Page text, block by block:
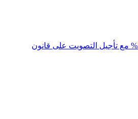
ينخفض سعر XRP بنسبة 2% مع تأجيل التصويت على قانون